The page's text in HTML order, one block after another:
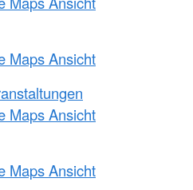
Maps Ansicht
Maps Ansicht
Maps Ansicht